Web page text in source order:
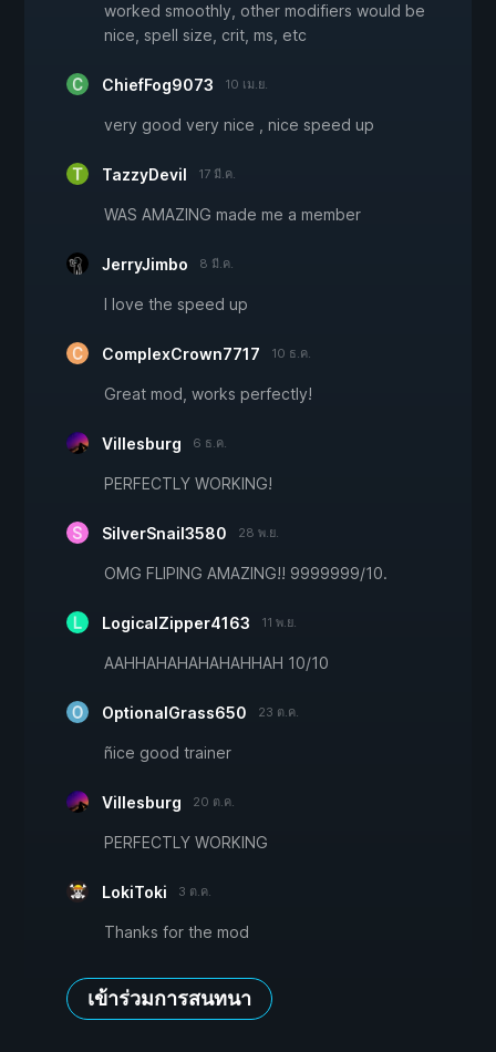
worked smoothly, other modifiers would be
nice, spell size, crit, ms, etc
ChiefFog9073 10 เม.ย.
very good very nice , nice speed up
TazzyDevil 17 มี.ค.
WAS AMAZING made me a member
JerryJimbo 8 มี.ค.
I love the speed up
ComplexCrown7717 10 ธ.ค.
Great mod, works perfectly!
Villesburg 6 ธ.ค.
PERFECTLY WORKING!
SilverSnail3580 28 พ.ย.
OMG FLIPING AMAZING!! 9999999/10.
LogicalZipper4163 11 พ.ย.
AAHHAHAHAHAHAHHAH 10/10
OptionalGrass650 23 ต.ค.
ñice good trainer
Villesburg 20 ต.ค.
PERFECTLY WORKING
LokiToki 3 ต.ค.
Thanks for the mod
เข้าร่วมการสนทนา